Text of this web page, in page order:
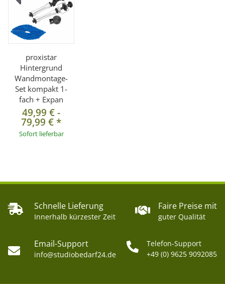
proxistar
Hintergrund
Wandmontage-
Set kompakt 1-
fach + Expan
49,99 €-
79,99 €*
Sofort lieferbar
Schnelle Lieferung
Innerhalb kürzester Zeit
Faire Preise mit
guter Qualität
Email-Support
info@studiobedarf24.de
Telefon-Support
+49 (0) 9625 9092085